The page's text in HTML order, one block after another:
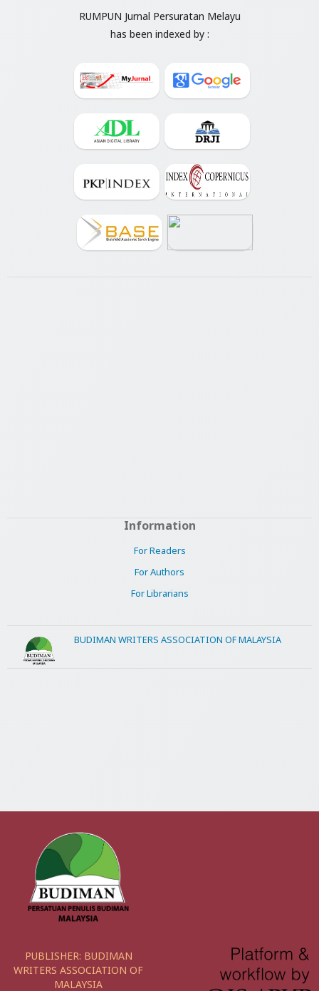
RUMPUN Jurnal Persuratan Melayu
has been indexed by :
Information
For Readers
For Authors
For Librarians
BUDIMAN WRITERS ASSOCIATION OF MALAYSIA
PUBLISHER: BUDIMAN
WRITERS ASSOCIATION OF
MALAYSIA